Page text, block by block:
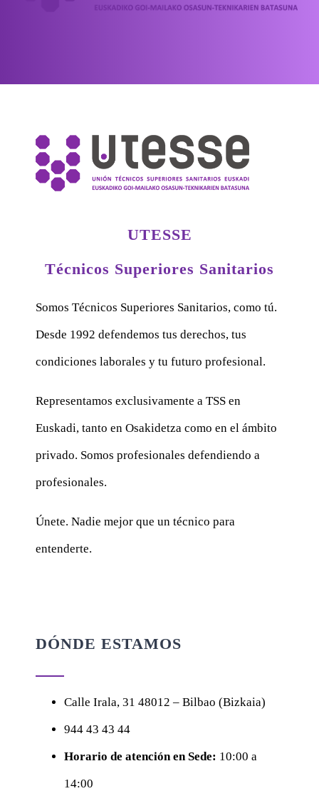
UTESSE
Técnicos Superiores Sanitarios
Somos Técnicos Superiores Sanitarios, como tú.
Desde 1992 defendemos tus derechos, tus
condiciones laborales y tu futuro profesional.
Representamos exclusivamente a TSS en
Euskadi, tanto en Osakidetza como en el ámbito
privado. Somos profesionales defendiendo a
profesionales.
Únete. Nadie mejor que un técnico para
entenderte.
DÓNDE ESTAMOS
Calle Irala, 31 48012 – Bilbao (Bizkaia)
944 43 43 44
Horario de atención en Sede: 10:00 a
14:00